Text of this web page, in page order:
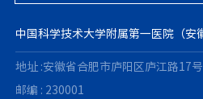
中国科学技术大学附属第一医院（安
地址 :安徽省合肥市庐阳区庐江路17号
邮编 : 230001